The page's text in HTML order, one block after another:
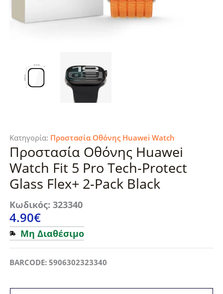
Κατηγορία: Προστασία Οθόνης Huawei Watch
Προστασία Οθόνης Huawei
Watch Fit 5 Pro Tech-Protect
Glass Flex+ 2-Pack Black
Κωδικός: 323340
4.90€
Μη Διαθέσιμο
BARCODE: 5906302323340